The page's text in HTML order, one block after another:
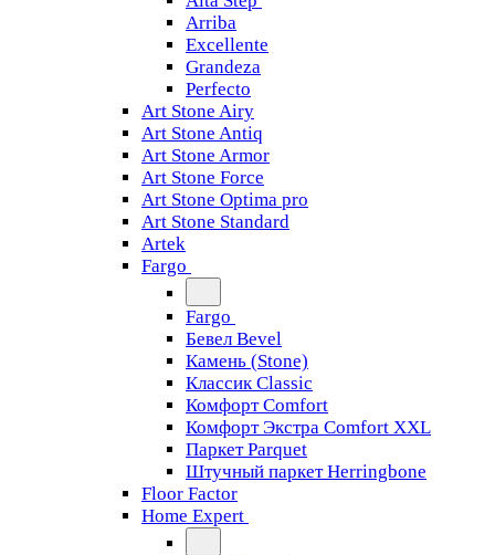
Arriba
Excellente
Grandeza
Perfecto
Art Stone Airy
Art Stone Antiq
Art Stone Armor
Art Stone Force
Art Stone Optima pro
Art Stone Standard
Artek
Fargo
Fargo
Бевел Bevel
Камень (Stone)
Классик Classic
Комфорт Comfort
Комфорт Экстра Comfort XXL
Паркет Parquet
Штучный паркет Herringbone
Floor Factor
Home Expert